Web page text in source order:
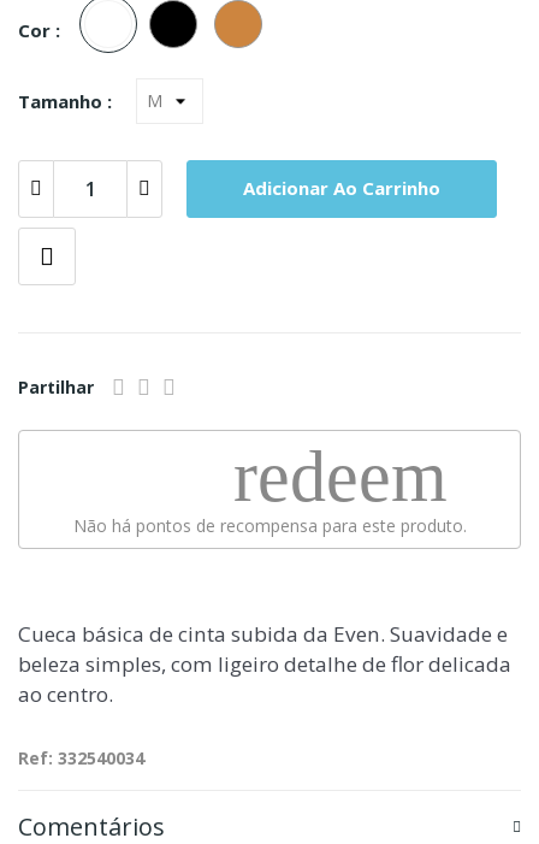
Cor :
Branco Preto
Tamanho :
Adicionar Ao Carrinho
Partilhar
redeem
Não há pontos de recompensa para este produto.
Cueca básica de cinta subida da Even. Suavidade e
beleza simples, com ligeiro detalhe de flor delicada
ao centro.
Ref: 332540034
Comentários